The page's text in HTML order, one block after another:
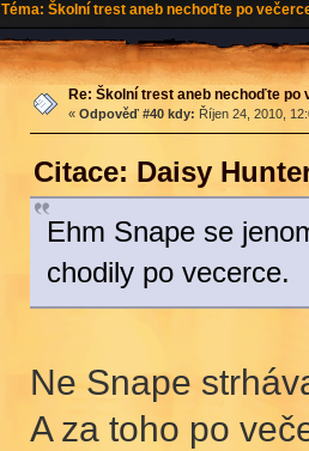
Téma: Školní trest aneb nechoďte po
Re: Školní trest aneb nechoďte po
« Odpověď #40 kdy: Říjen 24, 2010,
Citace: Daisy
Ehm Snape se
chodily po vecerce.
Ne Snape
A za toho po